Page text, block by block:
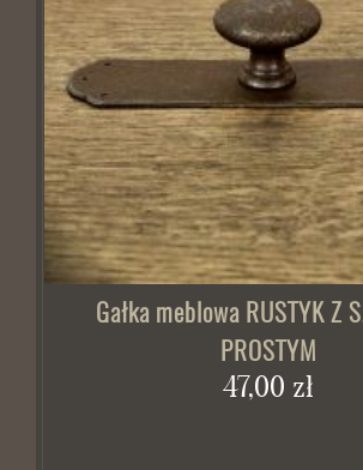
Gałka meblowa RUSTYK Z
PROSTYM
47,00 zł